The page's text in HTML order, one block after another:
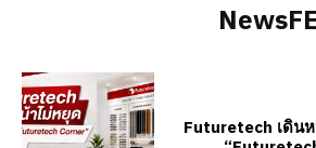
Futuretech เดิน